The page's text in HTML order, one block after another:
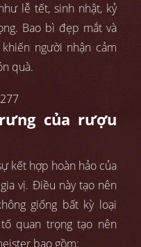
lễ tết, sinh nhật, kỷ
Bao bì đẹp mắt và
người nhận cảm
quà.
của rượu
kết hợp hoàn hảo của
vị. Điều này tạo nên
giống bất kỳ loại
quan trọng tạo nên
bao gồm: